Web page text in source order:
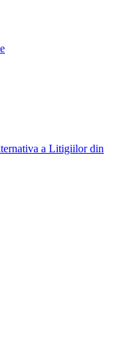
a Litigiilor din